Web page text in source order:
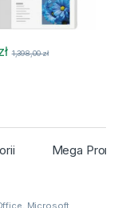
1,398,00zł
Mega
, Microsoft